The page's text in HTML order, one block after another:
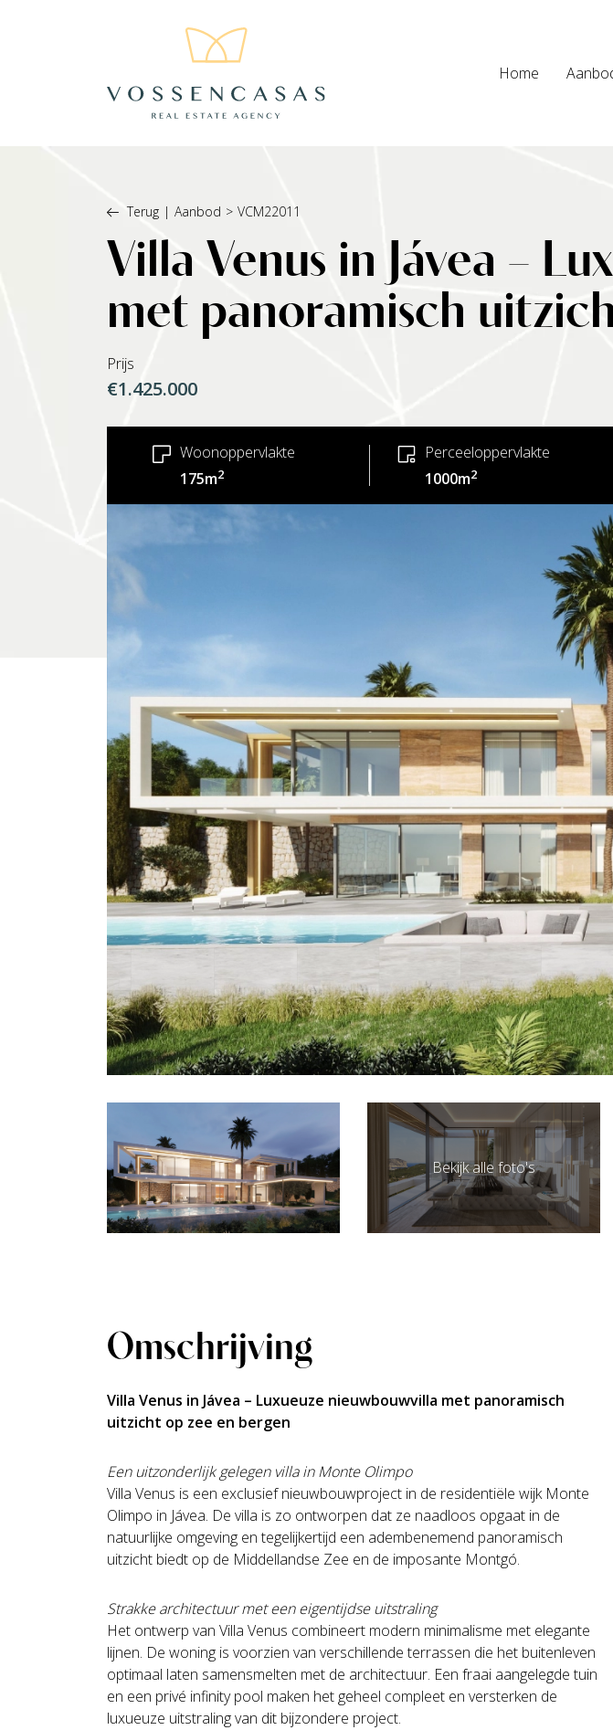
Home
Terug | Aanbod > VCM22011
Villa Venus in Jávea –
met panoramisch
Prijs
€1.425.000
Woonoppervlakte
175m2
Perceeloppervlakte
1000m2
Bekijk alle foto's
Omschrijving
Villa Venus in Jávea – Luxueuze nieuwbouwvilla met panoramisch
uitzicht op zee en bergen
Een uitzonderlijk gelegen villa in Monte Olimpo
Villa Venus is een exclusief nieuwbouwproject in de residentiële wijk Monte
Olimpo in Jávea. De villa is zo ontworpen dat ze naadloos opgaat in de
natuurlijke omgeving en tegelijkertijd een adembenemend panoramisch
uitzicht biedt op de Middellandse Zee en de imposante Montgó.
Strakke architectuur met een eigentijdse uitstraling
Het ontwerp van Villa Venus combineert modern minimalisme met elegante
lijnen. De woning is voorzien van verschillende terrassen die het buitenleven
optimaal laten samensmelten met de architectuur. Een fraai aangelegde tuin
en een privé infinity pool maken het geheel compleet en versterken de
luxueuze uitstraling van dit bijzondere project.